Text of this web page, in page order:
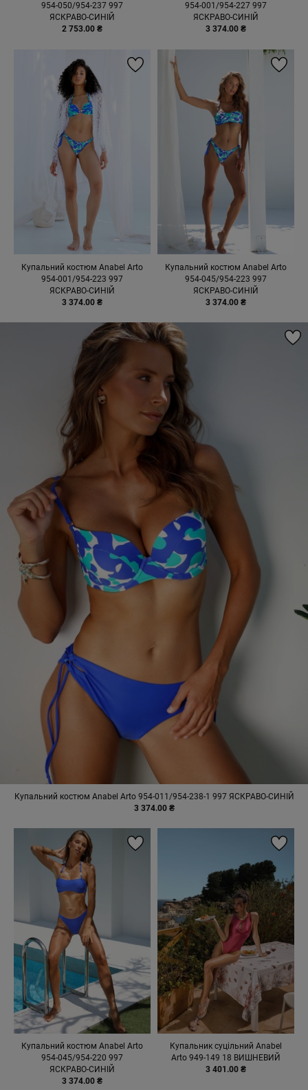
954-050/954-237 997
ЯСКРАВО-СИНІЙ
2 753.00 ₴
954-001/954-227 997
ЯСКРАВО-СИНІЙ
3 374.00 ₴
Купальний костюм Anabel Arto
954-001/954-223 997
ЯСКРАВО-СИНІЙ
3 374.00 ₴
Купальний костюм Anabel Arto
954-045/954-223 997
ЯСКРАВО-СИНІЙ
3 374.00 ₴
Купальний костюм Anabel Arto 954-011/954-238-1 997 ЯСКРАВО-СИНІЙ
3 374.00 ₴
Купальний костюм Anabel Arto
954-045/954-220 997
ЯСКРАВО-СИНІЙ
3 374.00 ₴
Купальник суцільний Anabel
Arto 949-149 18 ВИШНЕВИЙ
3 401.00 ₴